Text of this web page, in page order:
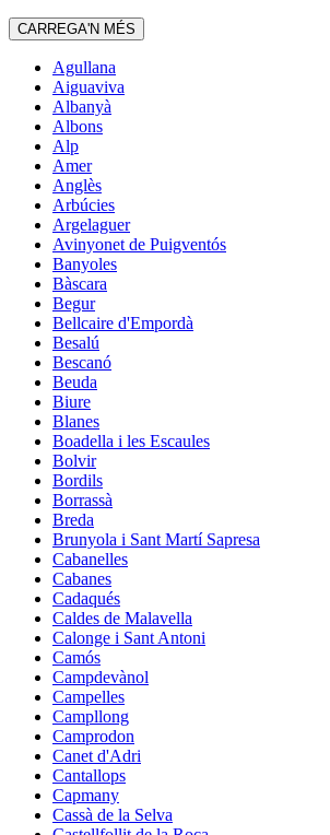
CARREGA'N MÉS
Agullana
Aiguaviva
Albanyà
Albons
Alp
Amer
Anglès
Arbúcies
Argelaguer
Avinyonet de Puigventós
Banyoles
Bàscara
Begur
Bellcaire d'Empordà
Besalú
Bescanó
Beuda
Biure
Blanes
Boadella i les Escaules
Bolvir
Bordils
Borrassà
Breda
Brunyola i Sant Martí Sapresa
Cabanelles
Cabanes
Cadaqués
Caldes de Malavella
Calonge i Sant Antoni
Camós
Campdevànol
Campelles
Campllong
Camprodon
Canet d'Adri
Cantallops
Capmany
Cassà de la Selva